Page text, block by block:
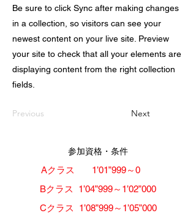
Be sure to click Sync after making changes
in a collection, so visitors can see your
newest content on your live site. Preview
your site to check that all your elements are
displaying content from the right collection
fields.
Previous Next
​参加資格・条件
​Aクラス 1’01”999～0
​Bクラス 1’04”999～1’02”000
​Cクラス 1’08”999～1’05”000